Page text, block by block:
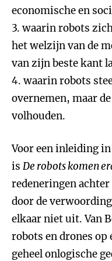
economische en
3. waarin robots
het welzijn van de
van zijn beste kant
4. waarin robots
overnemen, maar
volhouden.
Voor een inleiding
is De robots komen
redeneringen achter
door de
elkaar niet uit. Van
robots en drones op
geheel onlogische